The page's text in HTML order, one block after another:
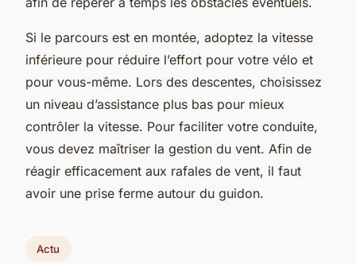
Si le parcours est en montée, adoptez la vitesse
inférieure pour réduire l’effort pour votre vélo et
pour vous-même. Lors des descentes, choisissez
un niveau d’assistance plus bas pour mieux
contrôler la vitesse. Pour faciliter votre conduite,
vous devez maîtriser la gestion du vent. Afin de
réagir efficacement aux rafales de vent, il faut
avoir une prise ferme autour du guidon.
Actu